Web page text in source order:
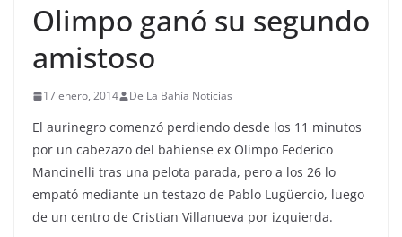
Olimpo ganó su segundo
amistoso
17 enero, 2014 De La Bahía Noticias
El aurinegro comenzó perdiendo desde los 11 minutos
por un cabezazo del bahiense ex Olimpo Federico
Mancinelli tras una pelota parada, pero a los 26 lo
empató mediante un testazo de Pablo Lugüercio, luego
de un centro de Cristian Villanueva por izquierda.